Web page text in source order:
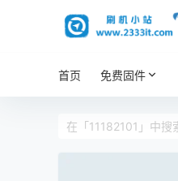
首页 免费固件